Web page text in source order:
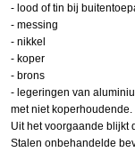
- lood of tin bij
- messing
- nikkel
- koper
- brons
- legeringen van
met niet koperhoudende.
Uit het voorgaande blijkt
Stalen onbehandelde